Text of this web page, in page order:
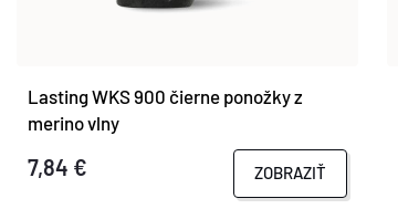
Lasting WKS 900 čierne ponožky z
merino vlny
7,84 € ZOBRAZIŤ